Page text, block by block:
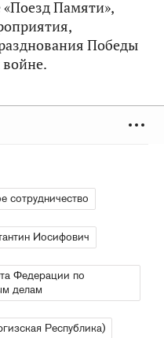
«Поезд Памяти»,
Победы
сотрудничество
Иосифович
Федерации по
делам
Республика)